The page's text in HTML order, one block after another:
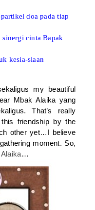
doa pada tiap
cinta Bapak
kesia-siaan
my beautiful
Mbak Alaika yang
That’s really
friendship by the
other yet…I believe
moment. So,
…